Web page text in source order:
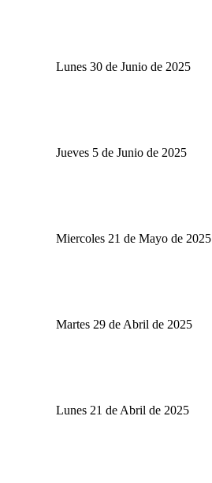
Lunes 30 de Junio de 2025
Jueves 5 de Junio de 2025
Miercoles 21 de Mayo de 2025
Martes 29 de Abril de 2025
Lunes 21 de Abril de 2025